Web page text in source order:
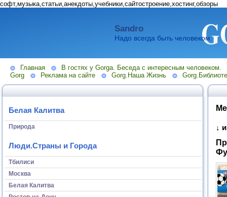
софт,музыка,статьи,анекдоты,учебники,сайтостроение,хостинг,обзоры
Sandro
Надо всегда быть человеком.
Главная
В гостях у Gorga. Беседа с интересным человеком.
Gorg
Реклама на сайте Gorg.Наша Жизнь
Белая Калитва
Природа
Люди.Страны и Города
Тбилиси
Москва
Белая Калитва
↓